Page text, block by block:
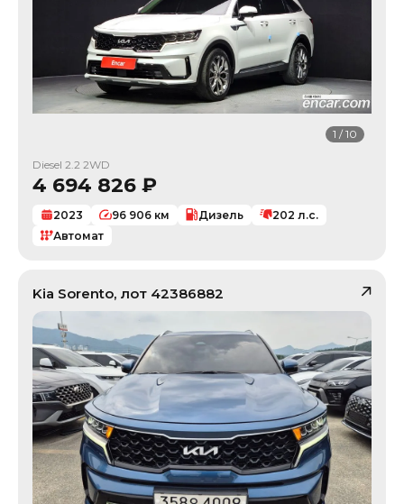
1 /10
Diesel 2.2 2WD
4 694 826 ₽
2023 96 906 км Дизель 202 л.с.
Автомат
Kia Sorento, лот 42386882